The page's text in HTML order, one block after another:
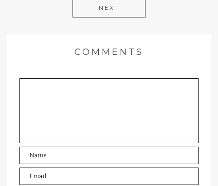
NEXT
COMMENTS